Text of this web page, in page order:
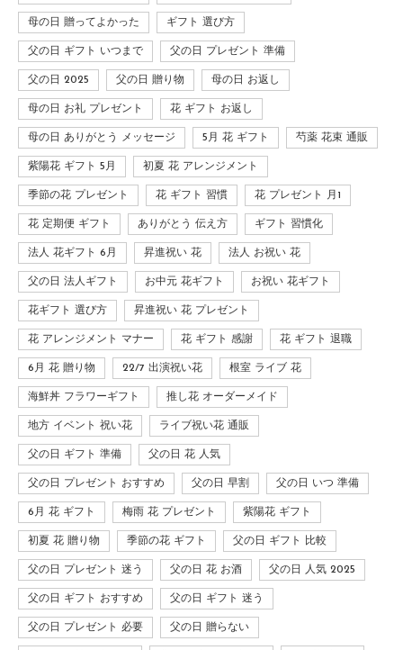
母の日 贈ってよかった ギフト 選び方
父の日 ギフト いつまで 父の日 プレゼント 準備
父の日 2025 父の日 贈り物 母の日 お返し
母の日 お礼 プレゼント 花 ギフト お返し
母の日 ありがとう メッセージ 5月 花 ギフト 芍薬 花束 通販
紫陽花 ギフト 5月 初夏 花 アレンジメント
季節の花 プレゼント 花 ギフト 習慣 花 プレゼント 月1
花 定期便 ギフト ありがとう 伝え方 ギフト 習慣化
法人 花ギフト 6月 昇進祝い 花 法人 お祝い 花
父の日 法人ギフト お中元 花ギフト お祝い 花ギフト
花ギフト 選び方 昇進祝い 花 プレゼント
花 アレンジメント マナー 花 ギフト 感謝 花 ギフト 退職
6月 花 贈り物 22/7 出演祝い花 根室 ライブ 花
海鮮丼 フラワーギフト 推し花 オーダーメイド
地方 イベント 祝い花 ライブ祝い花 通販
父の日 ギフト 準備 父の日 花 人気
父の日 プレゼント おすすめ 父の日 早割 父の日 いつ 準備
6月 花 ギフト 梅雨 花 プレゼント 紫陽花 ギフト
初夏 花 贈り物 季節の花 ギフト 父の日 ギフト 比較
父の日 プレゼント 迷う 父の日 花 お酒 父の日 人気 2025
父の日 ギフト おすすめ 父の日 ギフト 迷う
父の日 プレゼント 必要 父の日 贈らない